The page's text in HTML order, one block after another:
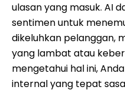
ulasan yang masuk. AI
sentimen untuk
dikeluhkan pelanggan,
yang lambat atau
mengetahui hal ini,
internal yang tepat